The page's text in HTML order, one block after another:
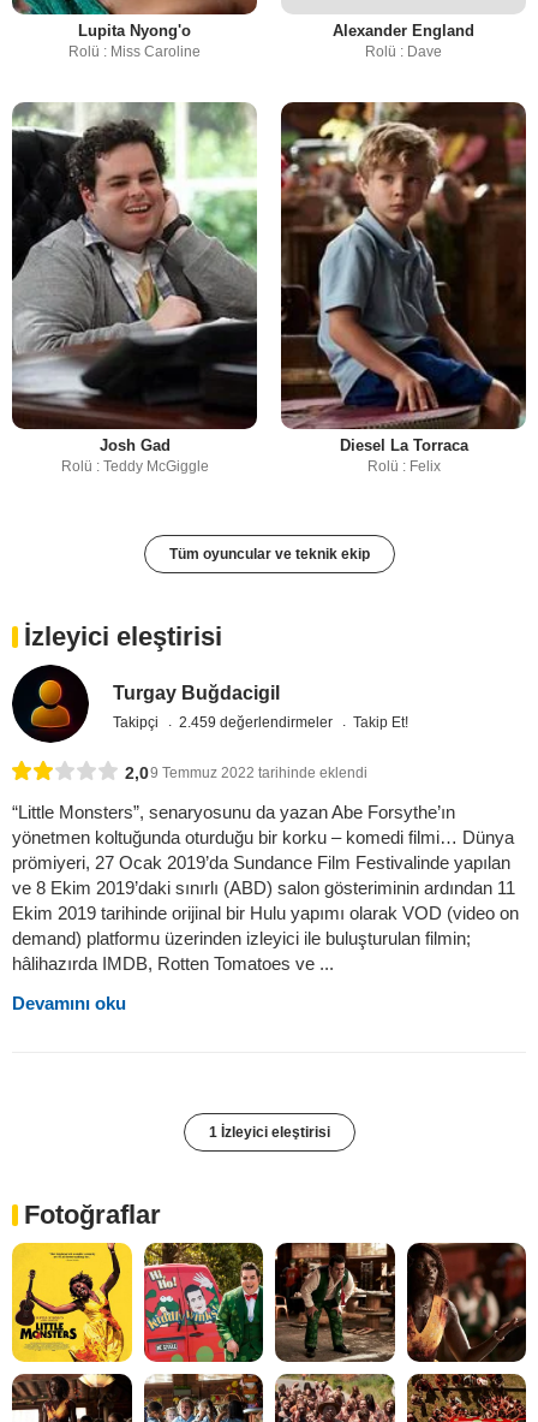
Lupita Nyong'o
Rolü : Miss Caroline
Alexander England
Rolü : Dave
Josh Gad
Rolü : Teddy McGiggle
Diesel La Torraca
Rolü : Felix
Tüm oyuncular ve teknik ekip
İzleyici eleştirisi
Turgay Buğdacigil
Takipçi 2.459 değerlendirmeler Takip Et!
2,09 Temmuz 2022 tarihinde eklendi
“Little Monsters”, senaryosunu da yazan Abe Forsythe’ın
yönetmen koltuğunda oturduğu bir korku – komedi filmi… Dünya
prömiyeri, 27 Ocak 2019’da Sundance Film Festivalinde yapılan
ve 8 Ekim 2019’daki sınırlı (ABD) salon gösteriminin ardından 11
Ekim 2019 tarihinde orijinal bir Hulu yapımı olarak VOD (video on
demand) platformu üzerinden izleyici ile buluşturulan filmin;
hâlihazırda IMDB, Rotten Tomatoes ve ...
Devamını oku
1 İzleyici eleştirisi
Fotoğraflar